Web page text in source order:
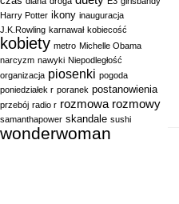
Harry Potter ikony inauguracja
J.K.Rowling karnawał kobiecość
kobiety metro Michelle Obama
narcyzm nawyki Niepodległość
organizacja piosenki pogoda
poniedziałek r poranek postanowienia
przebój radio r rozmowa rozmowy
samanthapower skandale sushi
wonderwoman